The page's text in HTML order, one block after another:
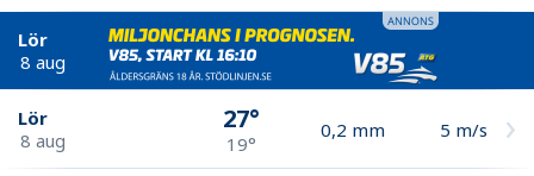
Lör
8 aug
Lör
8 aug
27°
19°
0,2 mm 5 m/s